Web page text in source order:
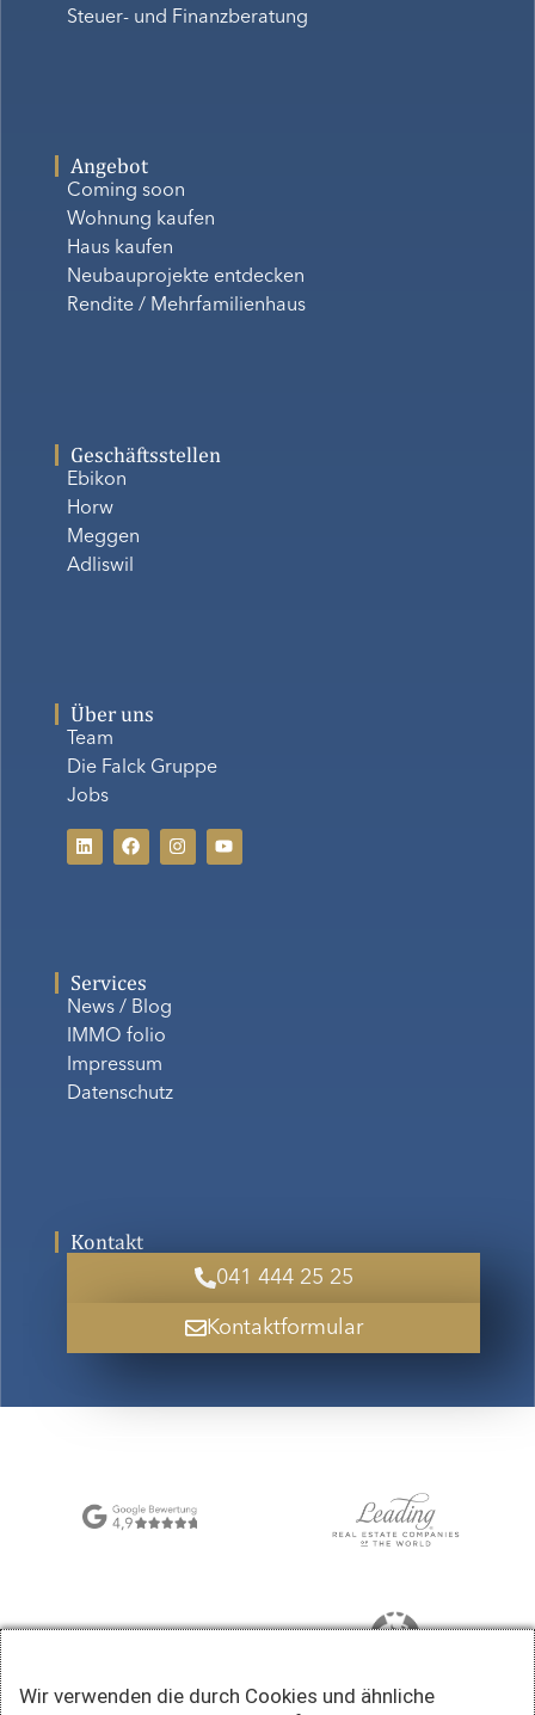
Steuer- und Finanzberatung
Angebot
Coming soon
Wohnung kaufen
Haus kaufen
Neubauprojekte entdecken
Rendite / Mehrfamilienhaus
Geschäftsstellen
Ebikon
Horw
Meggen
Adliswil
Über uns
Team
Die Falck Gruppe
Jobs
Services
News / Blog
IMMO folio
Impressum
Datenschutz
Kontakt
041 444 25 25
Kontaktformular
Wir verwenden die durch Cookies und ähnliche